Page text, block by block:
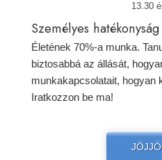
13.30
Személyes
Életének 70%-a munka.
biztosabbá az állását,
munkakapcsolatait, hogyan
Iratkozzon be ma!